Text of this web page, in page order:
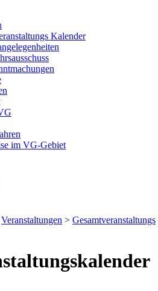
Kalender
im VG-Gebiet
Veranstaltungen > Gesamtveranstaltungs